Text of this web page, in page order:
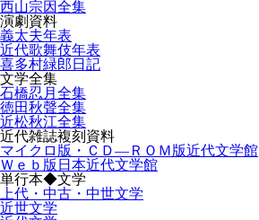
西山宗因全集
演劇資料
義太夫年表
近代歌舞伎年表
喜多村緑郎日記
文学全集
石橋忍月全集
徳田秋聲全集
近松秋江全集
近代雑誌複刻資料
マイクロ版・ＣＤ―ＲＯＭ版近代文学館
Ｗｅｂ版日本近代文学館
単行本◆文学
上代・中古・中世文学
近世文学